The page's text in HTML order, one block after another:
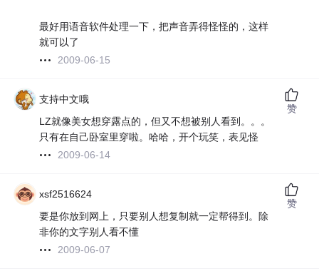
最好用语音软件处理一下，把声音弄得怪怪的，这样
就可以了
2009-06-15
支持中文哦
LZ就像美女想穿露点的，但又不想被别人看到。。。
只有在自己卧室里穿啦。哈哈，开个玩笑，表见怪
2009-06-14
赞
xsf2516624
要是你放到网上，只要别人想复制就一定帮得到。除
非你的文字别人看不懂
2009-06-07
赞